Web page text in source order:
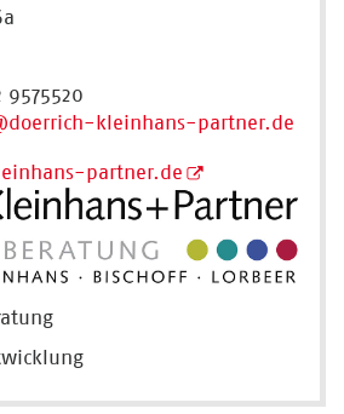
9575520
kleinhans-partner.de
partner.de